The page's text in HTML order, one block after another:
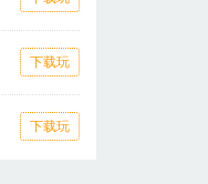
下载玩
下载玩